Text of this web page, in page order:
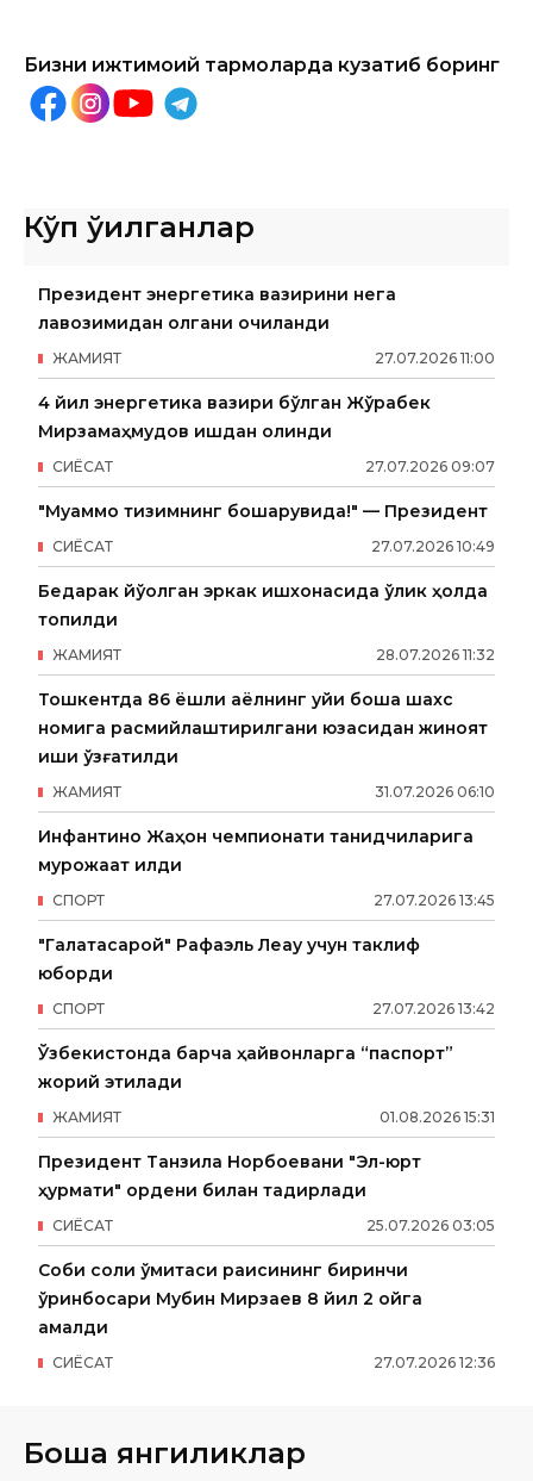
Бизни ижтимоий тармоқларда кузатиб боринг
Кўп ўқилганлар
Президент энергетика вазирини нега
лавозимидан олгани очиқланди
27.07.2026 11:00
ЖАМИЯТ
4 йил энергетика вазири бўлган Жўрабек
Мирзамаҳмудов ишдан олинди
27.07.2026 09:07
СИËСАТ
"Муаммо тизимнинг бошқарувида!" — Президент
27.07.2026 10:49
СИËСАТ
Бедарак йўқолган эркак ишхонасида ўлик ҳолда
топилди
28.07.2026 11:32
ЖАМИЯТ
Тошкентда 86 ёшли аёлнинг уйи бошқа шахс
номига расмийлаштирилгани юзасидан жиноят
иши қўзғатилди
31.07.2026 06:10
ЖАМИЯТ
Инфантино Жаҳон чемпионати танқидчиларига
мурожаат қилди
27.07.2026 13:45
СПОРТ
"Галатасарой" Рафаэль Леау учун таклиф
юборди
27.07.2026 13:42
СПОРТ
Ўзбекистонда барча ҳайвонларга “паспорт”
жорий этилади
01.08.2026 15:31
ЖАМИЯТ
Президент Танзила Норбоевани "Эл-юрт
ҳурмати" ордени билан тақдирлади
25.07.2026 03:05
СИËСАТ
Собиқ солиқ қўмитаси раисининг биринчи
ўринбосари Мубин Мирзаев 8 йил 2 ойга
қамалди
27.07.2026 12:36
СИËСАТ
Бошқа янгиликлар